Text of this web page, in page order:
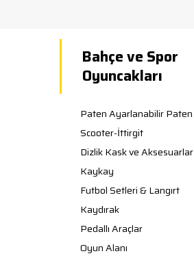
Bahçe ve Spor
Oyuncakları
Paten Ayarlanabilir Paten
Scooter-İttirgit
Dizlik Kask ve Aksesuarlar
Kaykay
Futbol Setleri & Langırt
Kaydırak
Pedallı Araçlar
Oyun Alanı